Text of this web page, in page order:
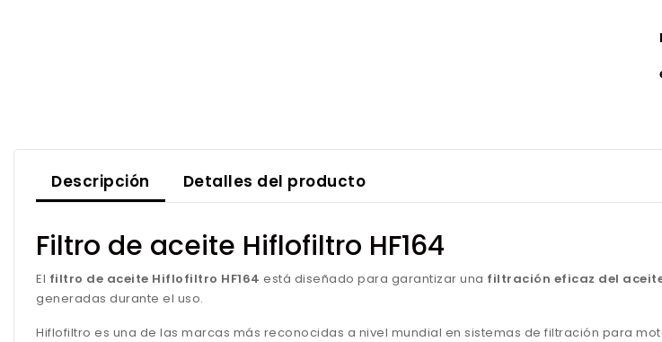
Descripción Detalles del producto
Filtro de aceite Hiflofiltro HF164
El filtro de aceite Hiflofiltro HF164 está diseñado para garantizar una filtración eficaz del
generadas durante el uso.
Hiflofiltro es una de las marcas más reconocidas a nivel mundial en sistemas de filtración para